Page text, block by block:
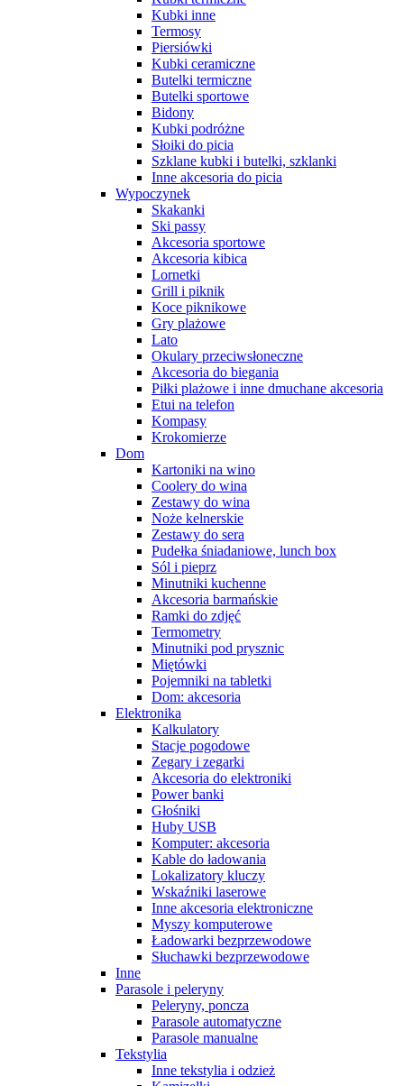
Kubki inne
Termosy
Piersiówki
Kubki ceramiczne
Butelki termiczne
Butelki sportowe
Bidony
Kubki podróżne
Słoiki do picia
Szklane kubki i butelki, szklanki
Inne akcesoria do picia
Wypoczynek
Skakanki
Ski passy
Akcesoria sportowe
Akcesoria kibica
Lornetki
Grill i piknik
Koce piknikowe
Gry plażowe
Lato
Okulary przeciwsłoneczne
Akcesoria do biegania
Piłki plażowe i inne dmuchane akcesoria
Etui na telefon
Kompasy
Krokomierze
Dom
Kartoniki na wino
Coolery do wina
Zestawy do wina
Noże kelnerskie
Zestawy do sera
Pudełka śniadaniowe, lunch box
Sól i pieprz
Minutniki kuchenne
Akcesoria barmańskie
Ramki do zdjęć
Termometry
Minutniki pod prysznic
Miętówki
Pojemniki na tabletki
Dom: akcesoria
Elektronika
Kalkulatory
Stacje pogodowe
Zegary i zegarki
Akcesoria do elektroniki
Power banki
Głośniki
Huby USB
Komputer: akcesoria
Kable do ładowania
Lokalizatory kluczy
Wskaźniki laserowe
Inne akcesoria elektroniczne
Myszy komputerowe
Ładowarki bezprzewodowe
Słuchawki bezprzewodowe
Inne
Parasole i peleryny
Peleryny, poncza
Parasole automatyczne
Parasole manualne
Tekstylia
Inne tekstylia i odzież